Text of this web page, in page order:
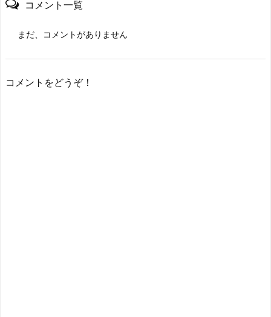
コメント一覧
まだ、コメントがありません
コメントをどうぞ！